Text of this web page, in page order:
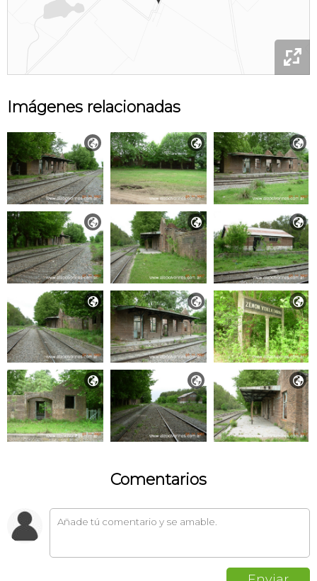

Imágenes relacionadas
  
  
  
  
Comentarios